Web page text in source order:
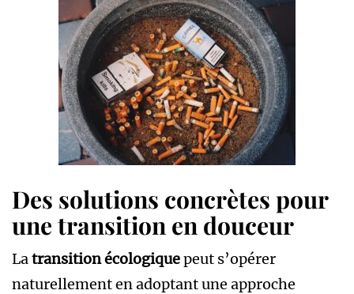
Des solutions concrètes pour
une transition en douceur
La transition écologiquepeut s’opérer
naturellement en adoptant une approche